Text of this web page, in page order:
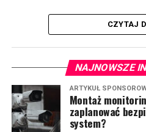
CZYTAJ
NAJNOWSZE
ARTYKUŁ
Montaż
zaplanować
system?